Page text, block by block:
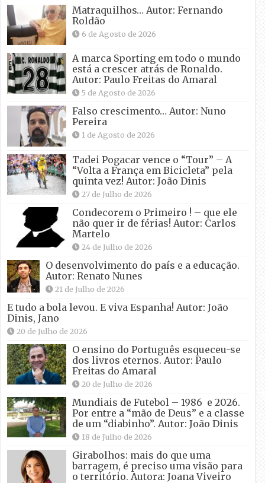
Matraquilhos… Autor: Fernando
Roldão
6 de Agosto de 2026
A marca Sporting em todo o mundo
está a crescer atrás de Ronaldo.
Autor: Paulo Freitas do Amaral
5 de Agosto de 2026
Falso crescimento… Autor: Nuno
Pereira
1 de Agosto de 2026
Tadei Pogacar vence o “Tour” – A
“Volta a França em Bicicleta” pela
quinta vez! Autor: João Dinis
27 de Julho de 2026
Condecorem o Primeiro ! – que ele
não quer ir de férias! Autor: Carlos
Martelo
24 de Julho de 2026
O desenvolvimento do país e a educação.
Autor: Renato Nunes
21 de Julho de 2026
E tudo a bola levou. E viva Espanha! Autor: João
Dinis, Jano
20 de Julho de 2026
O ensino do Português esqueceu-se
dos livros eternos. Autor: Paulo
Freitas do Amaral
20 de Julho de 2026
Mundiais de Futebol – 1986 e 2026.
Por entre a “mão de Deus” e a classe
de um “diabinho”. Autor: João Dinis
18 de Julho de 2026
Girabolhos: mais do que uma
barragem, é preciso uma visão para
o território. Autora: Joana Viveiro